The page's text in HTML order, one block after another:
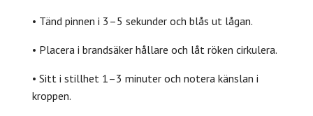
• Tänd pinnen i 3–5 sekunder och blås ut lågan.
• Placera i brandsäker hållare och låt röken cirkulera.
• Sitt i stillhet 1–3 minuter och notera känslan i
kroppen.